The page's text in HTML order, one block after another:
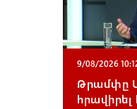
9/08/2026
Թրամփը
հրավիրել